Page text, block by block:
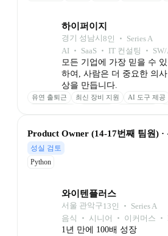
하이퍼이지
경기 성남시 8인 ‧ Series A
AI ‧ SaaS ‧ IT 컨설팅 ‧ SW/
모든 기업에 가장 믿을 수
하여, 사람은 더 중요한 의
상을 만듭니다.
유연 출퇴근 최신 장비 지원 AI 도구 제공
Product Owner (14-17번째 팀원) ·
성실 검토
Python
와이텐플러스
서울 관악구13인 ‧ Series A
음식 ‧ 시니어 ‧ 이커머스 ‧
1년 만에 100배 성장